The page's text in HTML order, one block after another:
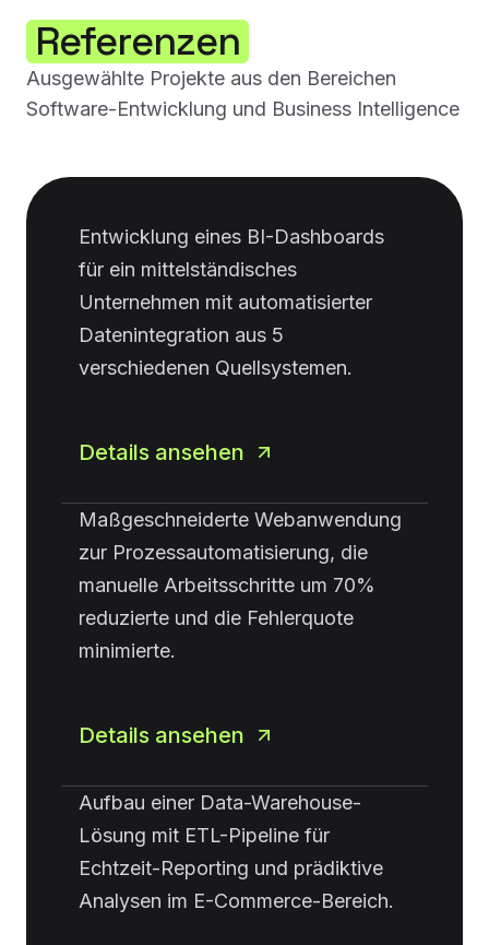
Referenzen
Ausgewählte Projekte aus den Bereichen
Software-Entwicklung und Business Intelligence
Entwicklung eines BI-Dashboards
für ein mittelständisches
Unternehmen mit automatisierter
Datenintegration aus 5
verschiedenen Quellsystemen.
Details ansehen
Maßgeschneiderte Webanwendung
zur Prozessautomatisierung, die
manuelle Arbeitsschritte um 70%
reduzierte und die Fehlerquote
minimierte.
Details ansehen
Aufbau einer Data-Warehouse-
Lösung mit ETL-Pipeline für
Echtzeit-Reporting und prädiktive
Analysen im E-Commerce-Bereich.